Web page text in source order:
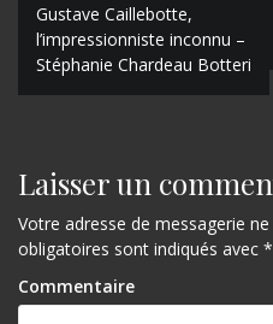
N
v
g
a
t
i
Gustave Caillebotte,
l’impressionniste inconnu –
Stéphanie Chardeau Botteri
Laisser un
Votre adresse de messagerie
obligatoires sont indiqués avec *
Commentaire